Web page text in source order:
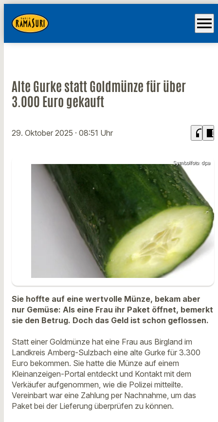
menu
Alte Gurke statt Goldmünze für über
3.000 Euro gekauft
29. Oktober 2025 · 08:51 Uhr headphones chrome_reader_mode
Symbolfoto: dpa
Sie hoffte auf eine wertvolle Münze, bekam aber
nur Gemüse: Als eine Frau ihr Paket öffnet, bemerkt
sie den Betrug. Doch das Geld ist schon geflossen.
Statt einer Goldmünze hat eine Frau aus Birgland im
Landkreis Amberg-Sulzbach eine alte Gurke für 3.300
Euro bekommen. Sie hatte die Münze auf einem
Kleinanzeigen-Portal entdeckt und Kontakt mit dem
Verkäufer aufgenommen, wie die Polizei mitteilte.
Vereinbart war eine Zahlung per Nachnahme, um das
Paket bei der Lieferung überprüfen zu können.